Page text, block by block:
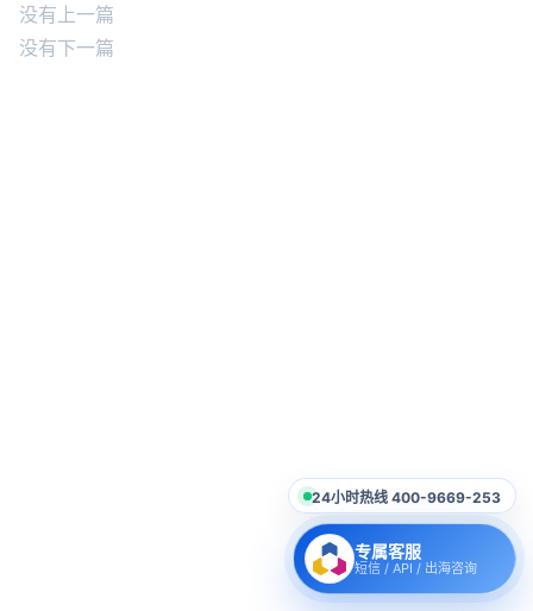
没有上一篇
没有下一篇
24小时热线 400-9669-253
专属客服
短信 / API / 出海咨询